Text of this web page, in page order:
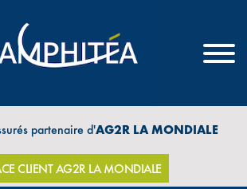
partenaire d'AG2R LA MONDIALE
CLIENT AG2R LA MONDIALE